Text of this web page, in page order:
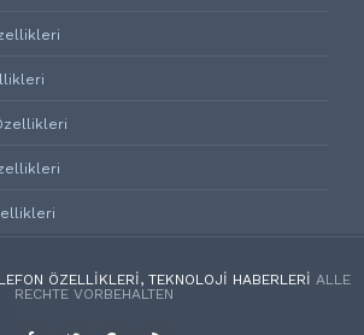
ÖZELLIKLERI, TEKNOLOJI HABERLERI ALLE
RECHTE VORBEHALTEN